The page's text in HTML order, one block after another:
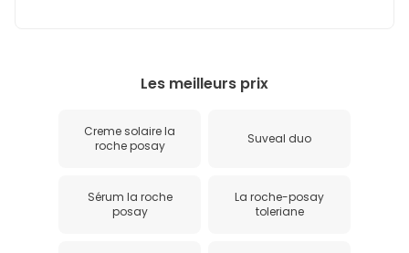
Les meilleurs prix
Creme solaire la
roche posay
Suveal duo
Sérum la roche
posay
La roche-posay
toleriane